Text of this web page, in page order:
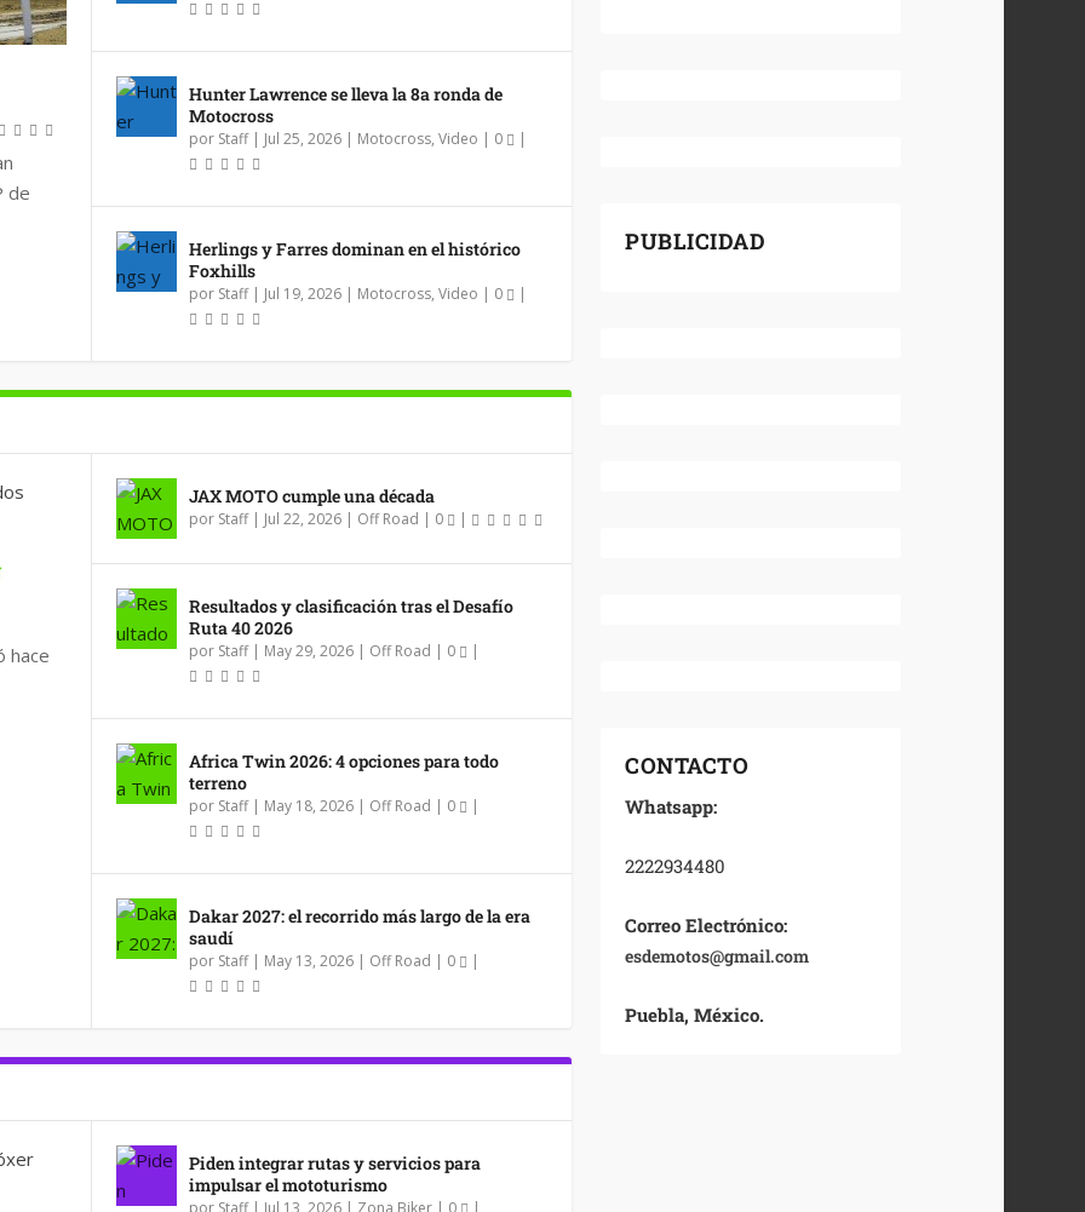
de
Hunter Lawrence se lleva la 8a ronda de
Motocross
por Staff| Jul 25, 2026| Motocross, Video | 0 |
Herlings y Farres dominan en el histórico
Foxhills
por Staff| Jul 19, 2026| Motocross, Video | 0 |
hace
JAX MOTO cumple una década
por Staff| Jul 22, 2026| Off Road | 0 |
Resultados y clasificación tras el Desafío
Ruta 40 2026
por Staff| May 29, 2026| Off Road | 0 |
Africa Twin 2026: 4 opciones para todo
terreno
por Staff| May 18, 2026| Off Road | 0 |
Dakar 2027: el recorrido más largo de la era
saudí
por Staff| May 13, 2026| Off Road | 0 |
Piden integrar rutas y servicios para
impulsar el mototurismo
PUBLICIDAD
CONTACTO
Whatsapp:
2222934480
Correo Electrónico:
esdemotos@gmail.com
Puebla, México.